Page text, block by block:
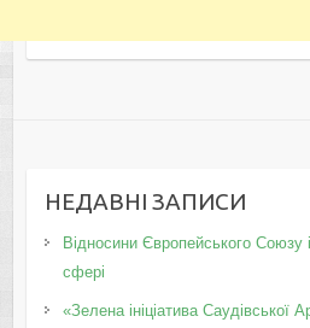
НЕДАВНІ ЗАПИСИ
Відносини Європейського Союзу
сфері
«Зелена ініціатива Саудівської